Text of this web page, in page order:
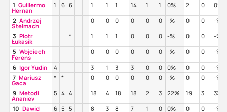
1 Guillermo
Hernan
1 6 6 1 1 1 14 1 1 0% 2 0 0%
2 Andrzej
Stelmach
0 0 0 0 0 0 -% 0 0 -%
3 Piotr
Łukasik
* 1 1 1 0 0 0 -% 0 0 -%
5 Wojciech
Ferens
0 0 0 0 0 0 -% 0 0 -%
6 Igor Yudin 4 3 1 3 3 0 0 0% 0 0
-%
7 Mariusz
Gaca
* * 0 0 0 0 0 0 -% 0 0 -%
9 Metodi
Ananiev
5 4 4 18 4 18 18 2 3 22% 19 3 32%
10 Dawid 6 5 5 8 3 8 7 1 0 0% 0 0 -%